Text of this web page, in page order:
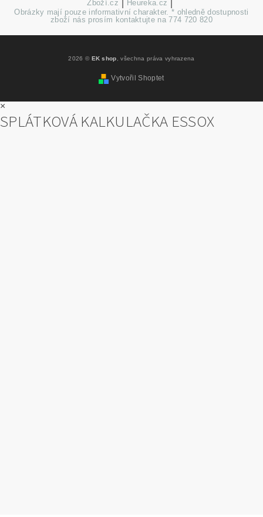
Zboží.cz Heureka.cz
Obrázky mají pouze informativní charakter. * ohledně dostupnosti
zboží nás prosím kontaktujte na 774 720 820
2026 © EK shop, všechna práva vyhrazena
Vytvořil Shoptet
×
SPLÁTKOVÁ KALKULAČKA ESSOX